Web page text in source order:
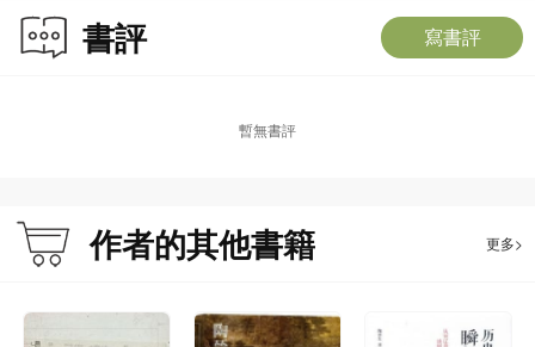
書評 寫書評
暫無書評
作者的其他書籍 更多>